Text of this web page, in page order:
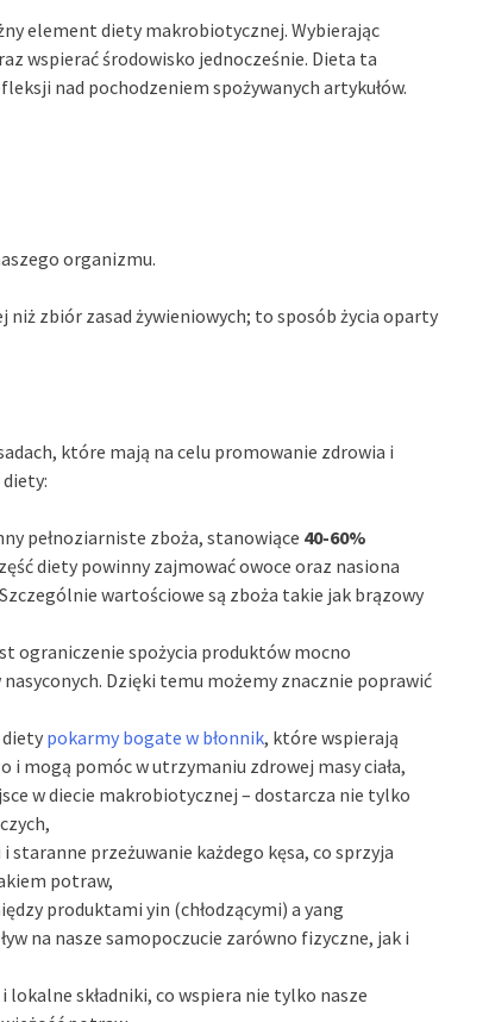
element diety makrobiotycznej. Wybierając
wspierać środowisko jednocześnie. Dieta ta
nad pochodzeniem spożywanych artykułów.
organizmu.
zbiór zasad żywieniowych; to sposób życia oparty
które mają na celu promowanie zdrowia i
pełnoziarniste zboża, stanowiące 40-60%
diety powinny zajmować owoce oraz nasiona
wartościowe są zboża takie jak brązowy
ograniczenie spożycia produktów mocno
Dzięki temu możemy znacznie poprawić
diety pokarmy bogate w błonnik, które wspierają
i mogą pomóc w utrzymaniu zdrowej masy ciała,
w diecie makrobiotycznej – dostarcza nie tylko
staranne przeżuwanie każdego kęsa, co sprzyja
potraw,
produktami yin (chłodzącymi) a yang
na nasze samopoczucie zarówno fizyczne, jak i
lokalne składniki, co wspiera nie tylko nasze